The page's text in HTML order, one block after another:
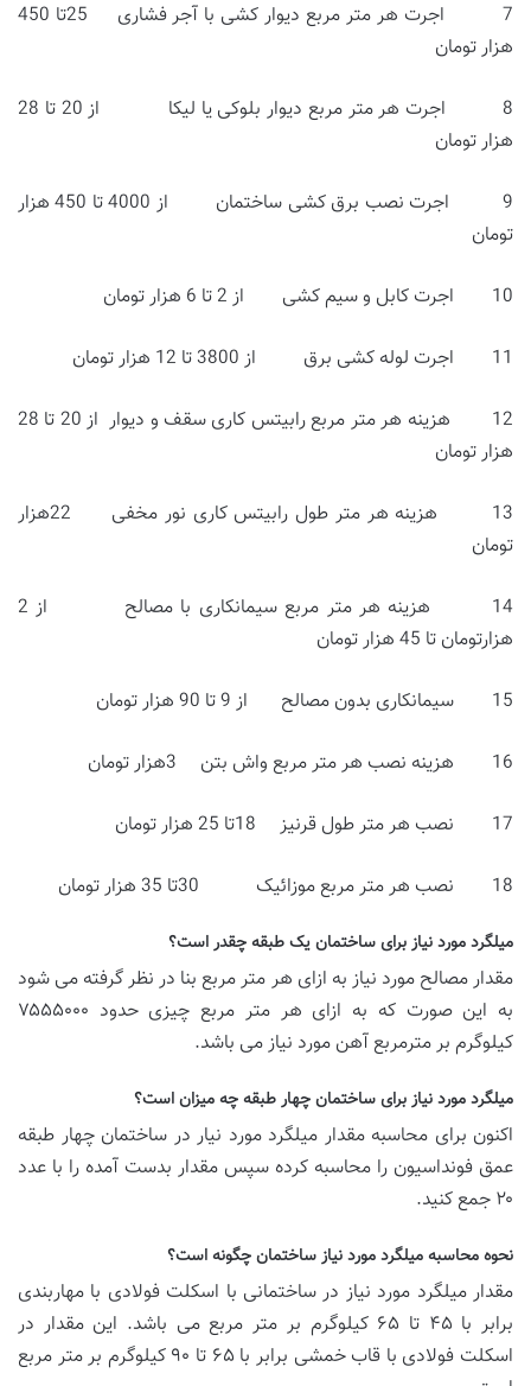
7 اجرت هر متر مربع دیوار کشی با آجر فشاری 25تا 450
هزار تومان
8 اجرت هر متر مربع دیوار بلوکی یا لیکا از 20 تا 28
هزار تومان
9 اجرت نصب برق کشی ساختمان از 4000 تا 450 هزار
تومان
10 اجرت کابل و سیم کشی از 2 تا 6 هزار تومان
11 اجرت لوله کشی برق از 3800 تا 12 هزار تومان
12 هزینه هر متر مربع رابیتس کاری سقف و دیوار از 20 تا 28
هزار تومان
13 هزینه هر متر طول رابیتس کاری نور مخفی 22هزار
تومان
14 هزینه هر متر مربع سیمانکاری با مصالح از 2
هزارتومان تا 45 هزار تومان
15 سیمانکاری بدون مصالح از 9 تا 90 هزار تومان
16 هزینه نصب هر متر مربع واش بتن 3هزار تومان
17 نصب هر متر طول قرنیز 18تا 25 هزار تومان
18 نصب هر متر مربع موزائیک 30تا 35 هزار تومان
میلگرد مورد نیاز برای ساختمان یک طبقه چقدر است؟
مقدار مصالح مورد نیاز به ازای هر متر مربع بنا در نظر گرفته می شود
به این صورت که به ازای هر متر مربع چیزی حدود ۷۵۵۵۰۰۰
کیلوگرم بر مترمربع آهن مورد نیاز می باشد.
میلگرد مورد نیاز برای ساختمان چهار طبقه چه میزان است؟
اکنون برای محاسبه مقدار میلگرد مورد نیار در ساختمان چهار طبقه
عمق فونداسیون را محاسبه کرده سپس مقدار بدست آمده را با عدد
۲۰ جمع کنید.
نحوه محاسبه میلگرد مورد نیاز ساختمان چگونه است؟
مقدار میلگرد مورد نیاز در ساختمانی با اسکلت فولادی با مهاربندی
برابر با ۴۵ تا ۶۵ کیلوگرم بر متر مربع می باشد. این مقدار در
اسکلت فولادی با قاب خمشی برابر با ۶۵ تا ۹۰ کیلوگرم بر متر مربع